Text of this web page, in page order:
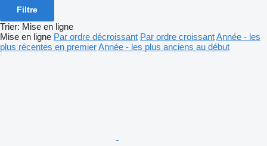
Filtre
Trier: Mise en ligne
Mise en ligne Par ordre décroissant Par ordre croissantAnnée - les
plus récentes en premierAnnée - les plus anciens au début